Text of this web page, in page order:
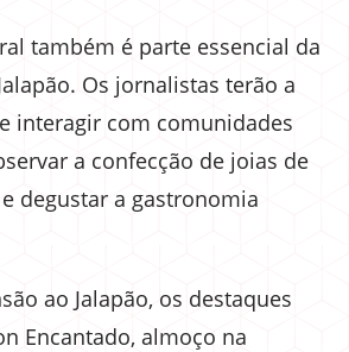
também é parte essencial da
Os jornalistas terão a
interagir com comunidades
a confecção de joias de
degustar a gastronomia
ao Jalapão, os destaques
Encantado, almoço na